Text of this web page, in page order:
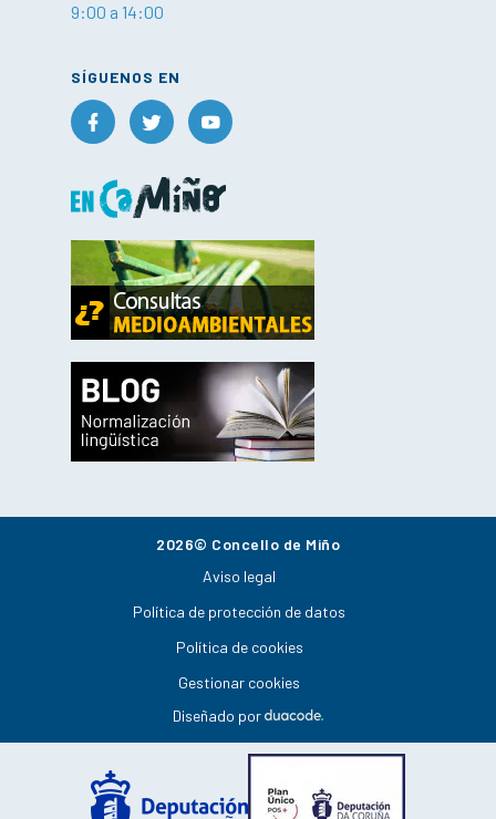
9:00 a 14:00
SÍGUENOS EN
2026© Concello de Miño
Aviso legal
Política de protección de datos
Política de cookies
Gestionar cookies
Diseñado por